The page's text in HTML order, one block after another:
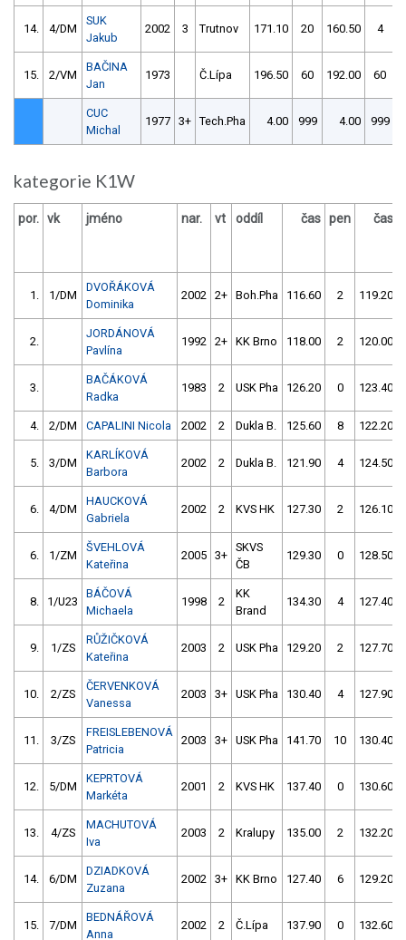
14. 4/DM
SUK
Jakub
2002 3 Trutnov 171.10 20 160.50 4
15. 2/VM
BAČINA
Jan
1973 Č.Lípa 196.50 60 192.00 60
CUC
Michal
1977 3+ Tech.Pha 4.00 999 4.00 999
kategorie K1W
por. vk jméno nar. vt oddíl čas pen čas
1. 1/DM
DVOŘÁKOVÁ
Dominika
2002 2+ Boh.Pha 116.60 2 119.20
2.
JORDÁNOVÁ
Pavlína
1992 2+ KK Brno 118.00 2 120.00
3.
BAČÁKOVÁ
Radka
1983 2 USK Pha 126.20 0 123.40
4. 2/DM CAPALINI Nicola 2002 2 Dukla B. 125.60 8 122.20
5. 3/DM
KARLÍKOVÁ
Barbora
2002 2 Dukla B. 121.90 4 124.50
6. 4/DM
HAUCKOVÁ
Gabriela
2002 2 KVS HK 127.30 2 126.10
6. 1/ZM
ŠVEHLOVÁ
Kateřina
2005 3+
SKVS
ČB
129.30 0 128.50
8. 1/U23
BÁČOVÁ
Michaela
1998 2
KK
Brand
134.30 4 127.40
9. 1/ZS
RŮŽIČKOVÁ
Kateřina
2003 2 USK Pha 129.20 2 127.70
10. 2/ZS
ČERVENKOVÁ
Vanessa
2003 3+ USK Pha 130.40 4 127.90
11. 3/ZS
FREISLEBENOVÁ
Patricia
2003 3+ USK Pha 141.70 10 130.40
12. 5/DM
KEPRTOVÁ
Markéta
2001 2 KVS HK 137.40 0 130.60
13. 4/ZS
MACHUTOVÁ
Iva
2003 2 Kralupy 135.00 2 132.20
14. 6/DM
DZIADKOVÁ
Zuzana
2002 3+ KK Brno 127.40 6 129.20
15. 7/DM
BEDNÁŘOVÁ
Anna
2002 2 Č.Lípa 137.90 0 132.60